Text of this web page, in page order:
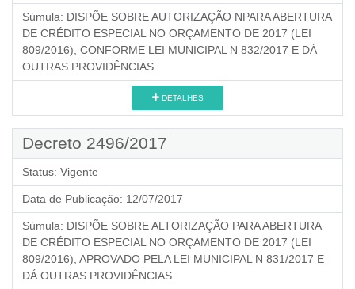
Súmula: DISPÕE SOBRE AUTORIZAÇÃO NPARA ABERTURA
DE CRÉDITO ESPECIAL NO ORÇAMENTO DE 2017 (LEI
809/2016), CONFORME LEI MUNICIPAL N 832/2017 E DÁ
OUTRAS PROVIDÊNCIAS.
DETALHES
Decreto 2496/2017
Status: Vigente
Data de Publicação: 12/07/2017
Súmula: DISPÕE SOBRE ALTORIZAÇÃO PARA ABERTURA
DE CRÉDITO ESPECIAL NO ORÇAMENTO DE 2017 (LEI
809/2016), APROVADO PELA LEI MUNICIPAL N 831/2017 E
DÁ OUTRAS PROVIDÊNCIAS.